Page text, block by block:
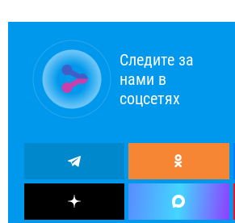
Следите за
нами в
соцсетях